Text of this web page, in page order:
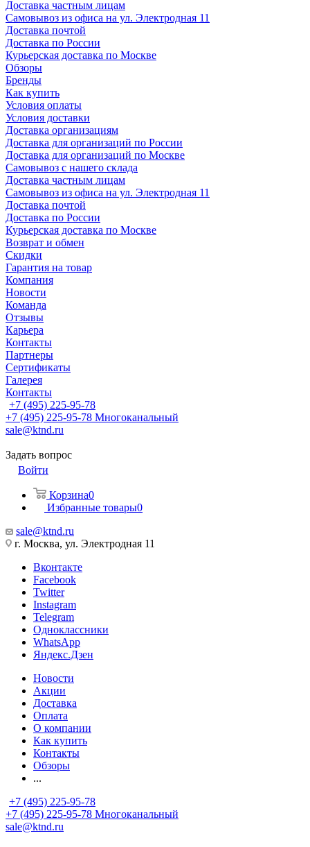
Доставка частным лицам
Самовывоз из офиса на ул. Электродная 11
Доставка почтой
Доставка по России
Курьерская доставка по Москве
Обзоры
Бренды
Как купить
Условия оплаты
Условия доставки
Доставка организациям
Доставка для организаций по России
Доставка для организаций по Москве
Самовывоз с нашего склада
Доставка частным лицам
Самовывоз из офиса на ул. Электродная 11
Доставка почтой
Доставка по России
Курьерская доставка по Москве
Возврат и обмен
Скидки
Гарантия на товар
Компания
Новости
Команда
Отзывы
Карьера
Контакты
Партнеры
Сертификаты
Галерея
Контакты
+7 (495) 225-95-78
+7 (495) 225-95-78 Многоканальный
sale@ktnd.ru
Задать вопрос
Войти
Корзина0
Избранные товары0
sale@ktnd.ru
г. Москва, ул. Электродная 11
Вконтакте
Facebook
Twitter
Instagram
Telegram
Одноклассники
WhatsApp
Яндекс.Дзен
Новости
Акции
Доставка
Оплата
О компании
Как купить
Контакты
Обзоры
...
+7 (495) 225-95-78
+7 (495) 225-95-78 Многоканальный
sale@ktnd.ru